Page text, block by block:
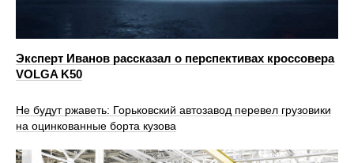
Эксперт Иванов рассказал о перспективах кроссовера
VOLGA K50
Не будут ржаветь: Горьковский автозавод перевел грузовики
на оцинкованные борта кузова